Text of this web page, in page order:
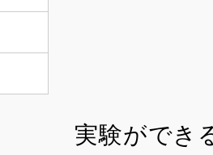
実験ができ